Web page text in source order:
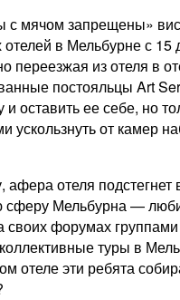
с мячом запрещены»
отелей в Мельбурне с 15
переезжая из отеля в
постояльцы Art
и оставить ее себе, но
ускользнуть от камер
афера отеля подстегнет
сферу Мельбурна —
своих форумах группами
туры в
отеле эти ребята